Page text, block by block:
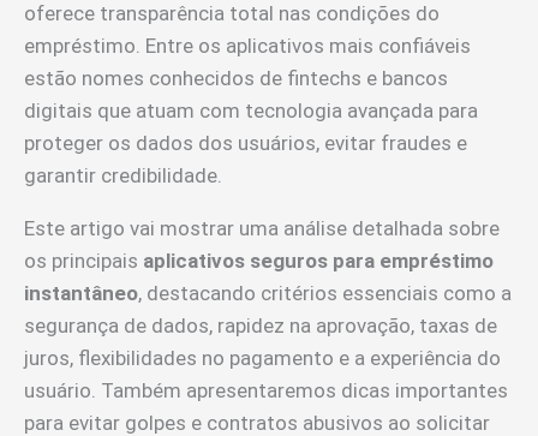
oferece transparência total nas condições do
empréstimo. Entre os aplicativos mais confiáveis
estão nomes conhecidos de fintechs e bancos
digitais que atuam com tecnologia avançada para
proteger os dados dos usuários, evitar fraudes e
garantir credibilidade.
Este artigo vai mostrar uma análise detalhada sobre
os principais aplicativos seguros para empréstimo
instantâneo, destacando critérios essenciais como a
segurança de dados, rapidez na aprovação, taxas de
juros, flexibilidades no pagamento e a experiência do
usuário. Também apresentaremos dicas importantes
para evitar golpes e contratos abusivos ao solicitar